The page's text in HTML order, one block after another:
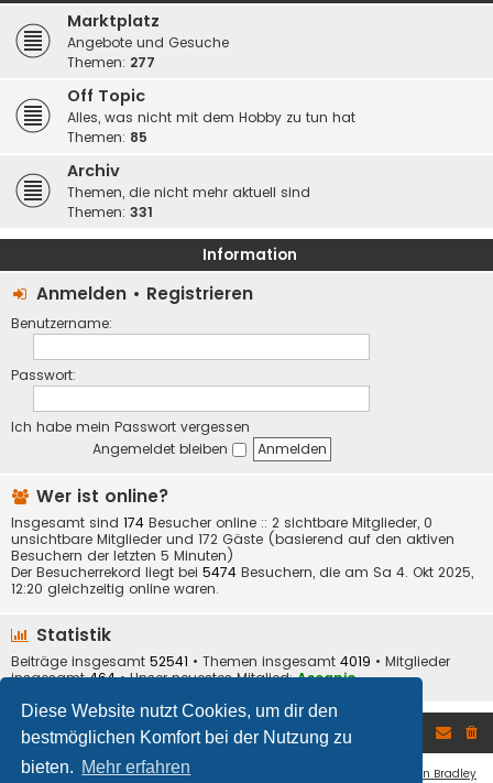
Diese Website nutzt Cookies, um dir den
bestmöglichen Komfort bei der Nutzung zu
bieten. Mehr erfahren
Marktplatz
Angebote und Gesuche
Themen: 277
Off Topic
Alles, was nicht mit dem Hobby zu tun hat
Themen: 85
Archiv
Themen, die nicht mehr aktuell sind
Themen: 331
Information
Anmelden • Registrieren
Benutzername:
Passwort:
Ich habe mein Passwort vergessen
Angemeldet bleiben
Wer ist online?
Insgesamt sind 174 Besucher online :: 2 sichtbare Mitglieder, 0
unsichtbare Mitglieder und 172 Gäste (basierend auf den aktiven
Besuchern der letzten 5 Minuten)
Der Besucherrekord liegt bei 5474 Besuchern, die am Sa 4. Okt 2025,
12:20 gleichzeitig online waren.
Statistik
Beiträge insgesamt 52541 • Themen insgesamt 4019 • Mitglieder
insgesamt464• Unser neuestes Mitglied:Ascanio
Foren-Übersicht
Ian Bradley